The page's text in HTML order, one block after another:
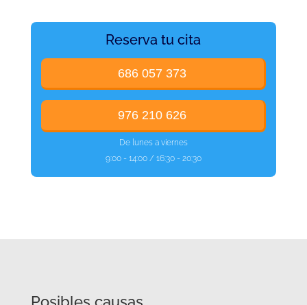
Reserva tu cita
686 057 373
976 210 626
De lunes a viernes
9:00 - 14:00 / 16:30 - 20:30